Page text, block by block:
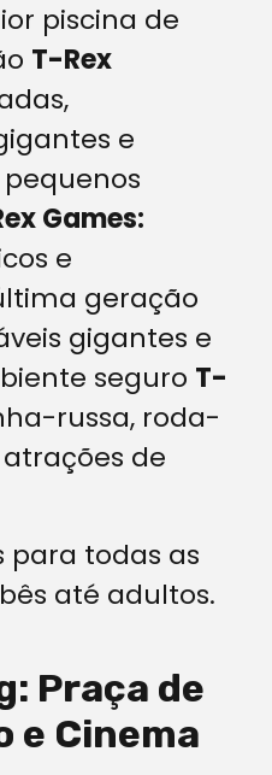
piscina de
T-Rex
e
Games:
e
geração
gigantes e
seguro T-
russa, roda-
de
para todas as
até adultos.
Praça de
e Cinema